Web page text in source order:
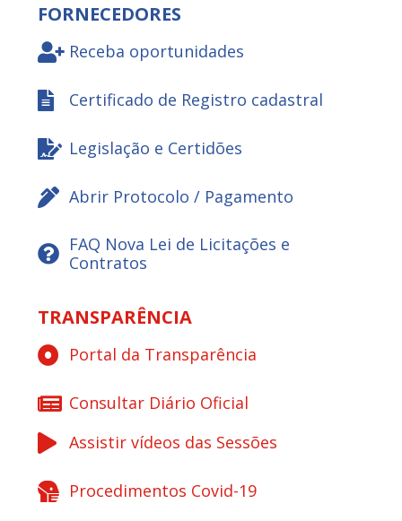
FORNECEDORES
Receba oportunidades
Certificado de Registro cadastral
Legislação e Certidões
Abrir Protocolo / Pagamento
FAQ Nova Lei de Licitações e
Contratos
TRANSPARÊNCIA
Portal da Transparência
Consultar Diário Oficial
Assistir vídeos das Sessões
Procedimentos Covid-19